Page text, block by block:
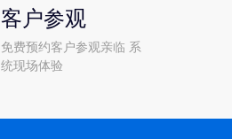
客户参观
免费预约客户参观亲临 系
统现场体验